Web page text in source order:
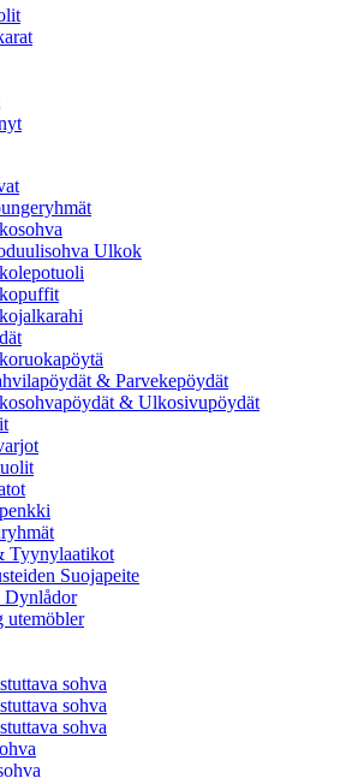
Ulkok
& Parvekepöydät
& Ulkosivupöydät
Tyynylaatikot
Suojapeite
utemöbler
sohva
sohva
sohva